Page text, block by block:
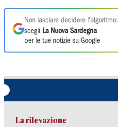
Non lasciare decidere l'algoritmo:
scegli La Nuova Sardegna
per le tue notizie su Google
La rilevazione